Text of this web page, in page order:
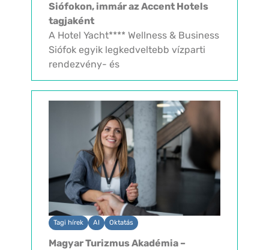
Siófokon, immár az Accent Hotels
tagjaként
A Hotel Yacht**** Wellness & Business
Siófok egyik legkedveltebb vízparti
rendezvény- és
konferenciahelyszíneként egész éven
át várja üzleti partnereit. A szálloda
kiváló elhelyezkedésének
köszönhetően könnyen és gyorsan
megközelíthető nemcsak Budapest,
hanem az ország...
Tagi hírek AI Oktatás
Magyar Turizmus Akadémia –